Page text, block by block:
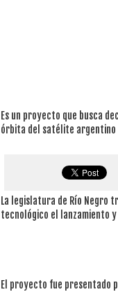
Es un proyecto que busca
órbita del satélite argentino
La legislatura de Río
tecnológico el lanzamiento y
El proyecto fue presentado